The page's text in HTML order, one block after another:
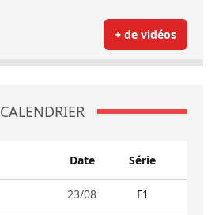
+ de vidéos
CALENDRIER
Date Série
23/08
F1